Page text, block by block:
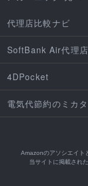
代理店比較ナビ
SoftBank Air代理
4DPocket
電気代節約のミカタ
Amazonのアソシエイト
当サイトに掲載され